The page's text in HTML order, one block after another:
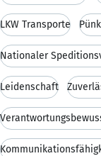
LKW Transporte
Nationaler
Leidenschaft